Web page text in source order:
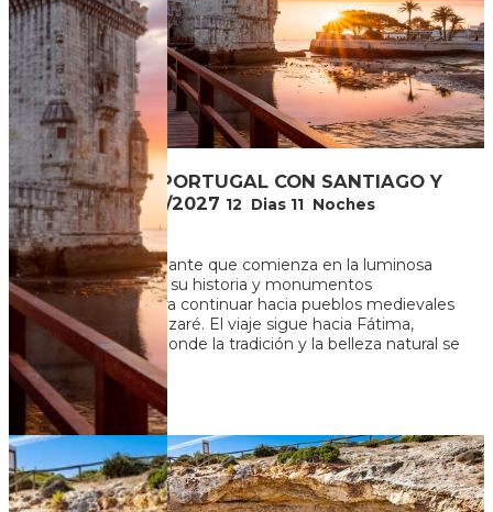
LO MEJOR DE PORTUGAL CON SANTIAGO Y
MADRID- 2026/2027 12 Dias 11 Noches
Un recorrido fascinante que comienza en la luminosa
Lisboa, explorando su historia y monumentos
emblemáticos, para continuar hacia pueblos medievales
como Óbidos y Nazaré. El viaje sigue hacia Fátima,
Coimbra y Porto, donde la tradición y la belleza natural se
fusionan....
U$S 2.959
Ver más